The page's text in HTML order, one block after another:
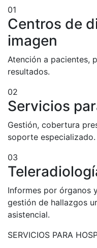
01
Centros de
imagen
Atención a pacientes,
resultados.
02
Servicios
Gestión, cobertura
soporte especializado.
03
Informes por órganos
gestión de hallazgos
asistencial.
SERVICIOS PARA